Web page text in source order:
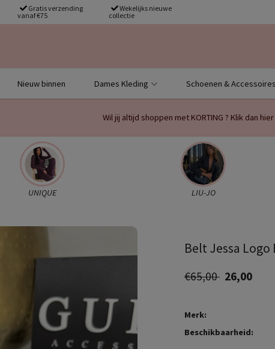
Gratis verzending
vanaf €75
Wekelijks nieuwe
collectie
Nieuw binnen Dames Kleding Schoenen & Accessoires
Wil jij altijd shoppen met KORTING ? Klik dan hier
UNIQUE LIU-JO
Belt Jessa Logo
€65,00 26,00
Merk:
Beschikbaarheid: